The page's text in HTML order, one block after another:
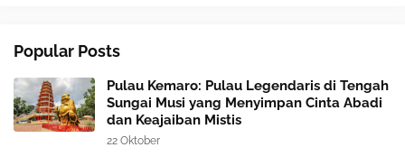
Popular Posts
Pulau Kemaro: Pulau Legendaris di Tengah
Sungai Musi yang Menyimpan Cinta Abadi
dan Keajaiban Mistis
22 Oktober